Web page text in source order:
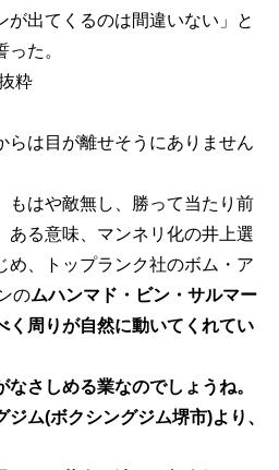
が出てくるのは間違いない」と
た。
粋
らは目が離せそうにありません
もはや敵無し、勝って当たり前
ある意味、マンネリ化の井上選
め、トップランク社のボム・ア
のムハンマド・ビン・サルマー
く周りが自然に動いてくれてい
さしめる業なのでしょうね。
ム(ボクシングジム堺市)より、